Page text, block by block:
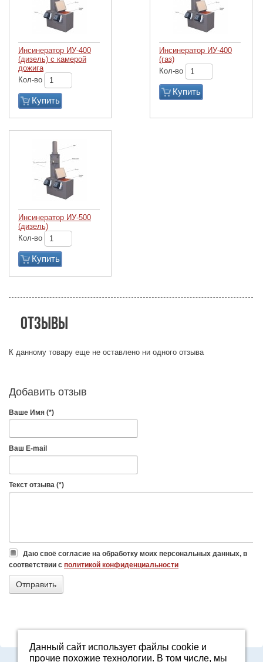
Инсинератор ИУ-400
(дизель) с камерой
дожига
Кол-во
Купить
Инсинератор ИУ-400
(газ)
Кол-во
Купить
Инсинератор ИУ-500
(дизель)
Кол-во
Купить
Отзывы
К данному товару еще не оставлено ни одного отзыва
Добавить отзыв
Ваше Имя (*)
Ваш E-mail
Текст отзыва (*)
Даю своё согласие на обработку моих персональных данных, в
соответствии с политикой конфиденциальности
Адрес: Свердловская область, г. Арамиль, ул. Базовая, 2
Данный сайт использует файлы cookie и
прочие похожие технологии. В том числе, мы